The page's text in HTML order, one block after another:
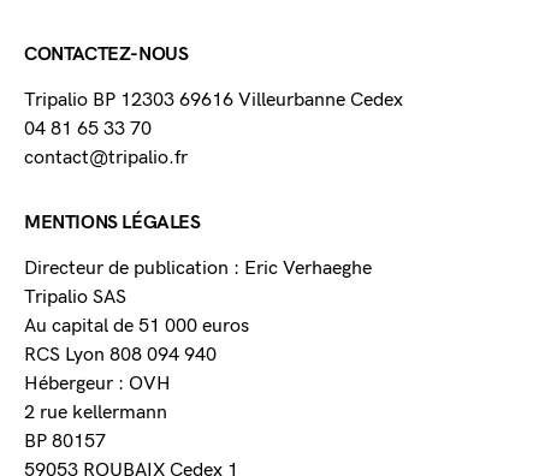
CONTACTEZ-NOUS
Tripalio BP 12303 69616 Villeurbanne Cedex
04 81 65 33 70
contact@tripalio.fr
MENTIONS LÉGALES
Directeur de publication : Eric Verhaeghe
Tripalio SAS
Au capital de 51 000 euros
RCS Lyon 808 094 940
Hébergeur : OVH
2 rue kellermann
BP 80157
59053 ROUBAIX Cedex 1